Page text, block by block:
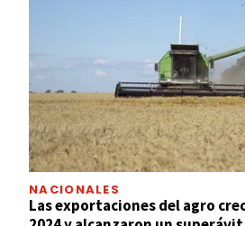
NACIONALES
Las exportaciones del agro